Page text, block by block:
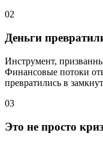
02
Деньги
Инструмент,
Финансовые потоки
превратились в
03
Это не просто